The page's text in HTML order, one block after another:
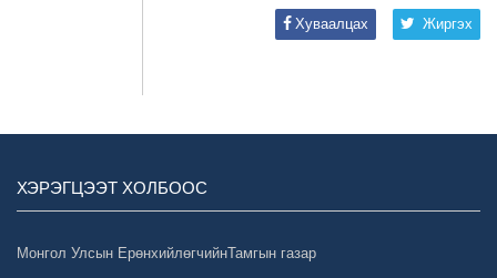
Жиргэх
Хуваалцах
ХЭРЭГЦЭЭТ ХОЛБООС
Монгол Улсын ЕрөнхийлөгчийнТамгын газар